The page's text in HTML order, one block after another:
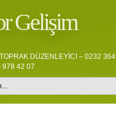
Gelişim
DÜZENLEYİCİ – 0232
978 42 07